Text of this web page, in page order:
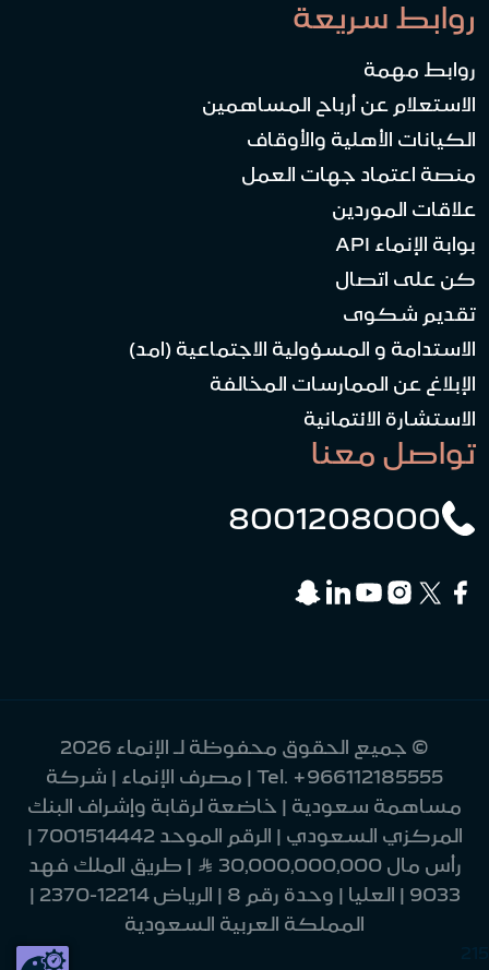
روابط سريعة
روابط مهمة
الاستعلام عن أرباح المساهمين
الكيانات الأهلية والأوقاف
منصة اعتماد جهات العمل
علاقات الموردين
بوابة الإنماء API
كن على اتصال
تقديم شكوى
الاستدامة و المسؤولية الاجتماعية (امد)
الإبلاغ عن الممارسات المخالفة
الاستشارة الائتمانية
تواصل معنا
8001208000
© جميع الحقوق محفوظة لـ الإنماء 2026
Tel.
+966112185555
| مصرف الإنماء | شركة
مساهمة سعودية | خاضعة لرقابة وإشراف البنك
المركزي السعودي | الرقم الموحد 7001514442 |
رأس مال 30,000,000,000 Ʀ | طريق الملك فهد
9033 | العليا | وحدة رقم 8 | الرياض 12214-2370 |
المملكة العربية السعودية